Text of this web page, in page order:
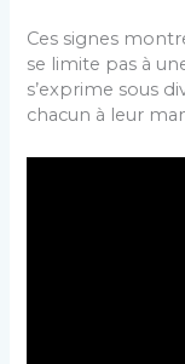
Ces signes
se limite pas à
s’exprime sous
chacun à leur